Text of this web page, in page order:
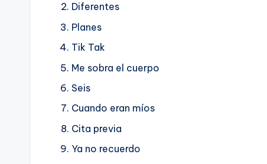
Diferentes
Planes
Tik Tak
Me sobra el cuerpo
Seis
Cuando eran míos
Cita previa
Ya no recuerdo